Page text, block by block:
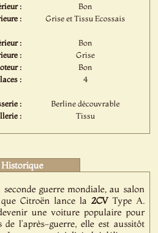
:
Bon
:
Grise et Tissu Ecossais
:
Bon
:
Grise
:
Bon
:
4
:
Berline découvrable
:
Tissu
Historique
seconde guerre mondiale, au salon
Citroën lance la 2CVType A.
une voiture populaire pour
l'après-guerre, elle est aussitôt